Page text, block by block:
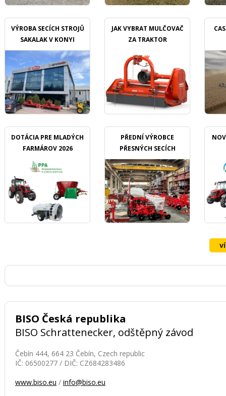
VÝROBA SECÍCH STROJŮ
SAKALAK V KONYI
JAK VYBRAT MULČOVAČ
ZA TRAKTOR
DOTÁCIA PRE MLADÝCH
FARMÁROV 2026
PŘEDNÍ VÝROBCE
PŘESNÝCH SECÍCH
STROJŮ OZDOKEN
BISO Česká republika
BISO Schrattenecker, odštěpný závod
Čebín 444, 664 23 Čebín, Czech republic
IČ: 06500277 / DIČ: CZ684283486
www.biso.eu / info@biso.eu